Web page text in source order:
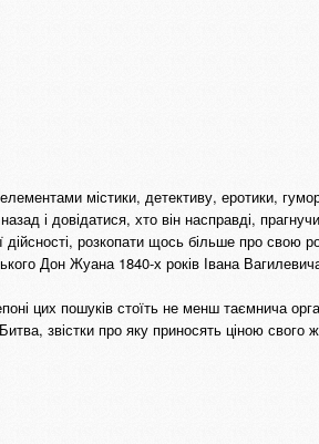
містики, детективу, еротики,
і довідатися, хто він насправді,
розкопати щось більше про свою
Дон Жуана 1840-х років Івана
цих пошуків стоїть не менш таємнича
звістки про яку приносять ціною свого